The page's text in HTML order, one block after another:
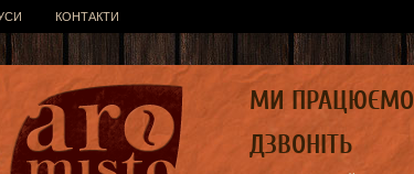
КОНТАКТИ
МИ ПРАЦЮЄМО
ДЗВОНІТЬ